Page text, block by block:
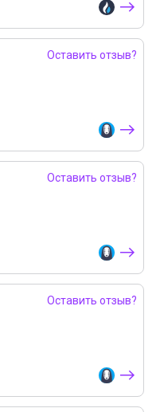
Оставить отзыв?
Оставить отзыв?
Оставить отзыв?